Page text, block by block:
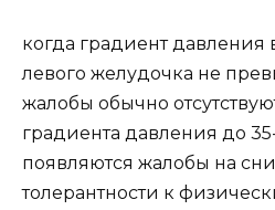
когда градиент давления
левого желудочка не
жалобы обычно
градиента давления до
появляются жалобы на
толерантности к